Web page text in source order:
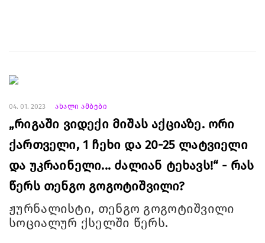
04. 01. 2023 ახალი ამბები
„რიგაში ვიდექი მიშას აქციაზე. ორი
ქართველი, 1 ჩეხი და 20-25 ლატვიელი
და უკრაინელი... ძალიან ტეხავს!“ - რას
წერს თენგო გოგოტიშვილი?
ჟურნალისტი, თენგო გოგოტიშვილი
სოციალურ ქსელში წერს.